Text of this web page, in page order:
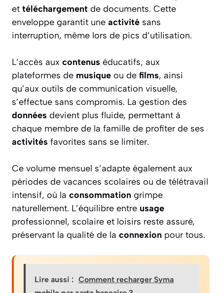
et téléchargement de documents. Cette
enveloppe garantit une activité sans
interruption, même lors de pics d’utilisation.
L’accès aux contenus éducatifs, aux
plateformes de musique ou de films, ainsi
qu’aux outils de communication visuelle,
s’effectue sans compromis. La gestion des
données devient plus fluide, permettant à
chaque membre de la famille de profiter de ses
activités favorites sans se limiter.
Ce volume mensuel s’adapte également aux
périodes de vacances scolaires ou de télétravail
intensif, où la consommation grimpe
naturellement. L’équilibre entre usage
professionnel, scolaire et loisirs reste assuré,
préservant la qualité de la connexion pour tous.
Lire aussi : Comment recharger Syma